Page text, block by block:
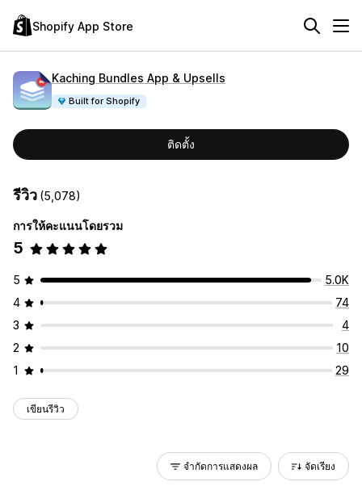
Shopify App Store
Kaching Bundles App & Upsells
Built for Shopify
ติดตั้ง
รีวิว (5,078)
การให้คะแนนโดยรวม
5
5
5.0K
4
74
3
4
2
10
1
29
เขียนรีวิว
จำกัดการแสดงผล จัดเรียง